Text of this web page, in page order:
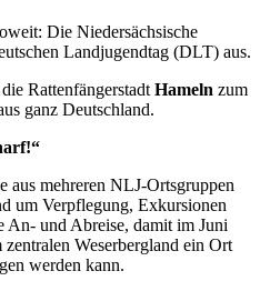
Die Niedersächsische
Landjugendtag (DLT) aus.
Rattenfängerstadt Hameln zum
ganz Deutschland.
aus mehreren NLJ-Ortsgruppen
um Verpflegung, Exkursionen
An- und Abreise, damit im Juni
Weserbergland ein Ort
werden kann.